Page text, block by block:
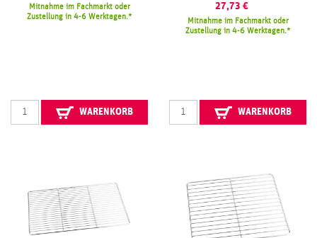
Mitnahme im Fachmarkt oder
Zustellung in 4-6 Werktagen.
WARENKORB
27,73 €
Mitnahme im Fachmarkt oder
Zustellung in 4-6 Werktagen.
WARENKORB